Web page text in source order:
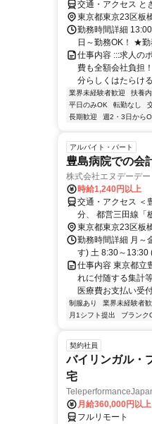
交通・アクセス と
東京都東京23区板
勤務時間詳細
日～勤務OK！ ★
仕事内容 :::求人の
費も全額会社負担
分らしくはたらけ
業界未経験者歓迎 扶養
平日のみOK
転勤なし
長期歓迎
週2・3日から
アルバイト・パート
豊島病院での会
株式会社エヌデーデー
時給1,240円以上
交通・アクセス ＜
分、 都営三田線「
東京都東京23区板
勤務時間詳細 月～
す) 土 8:30～13:30
仕事内容 東京都立
れに付随する集計
医療費お支払い受
制服あり 業界未経験者
月1シフト提出
ブランク
契約社員
バイリンガル・
宅
月給360,000円以上
フルリモート